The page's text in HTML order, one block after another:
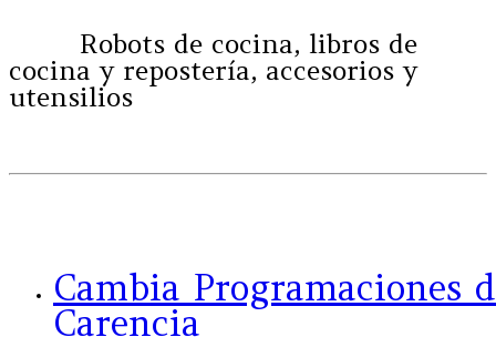
Robots de cocina, libros de
cocina y repostería, accesorios y
utensilios
Cambia Programaciones
Carencia